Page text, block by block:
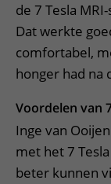
de 7 Tesla
Dat werkte
comfortabel,
honger had na
Voordelen van
Inge van
met het 7
beter kunnen